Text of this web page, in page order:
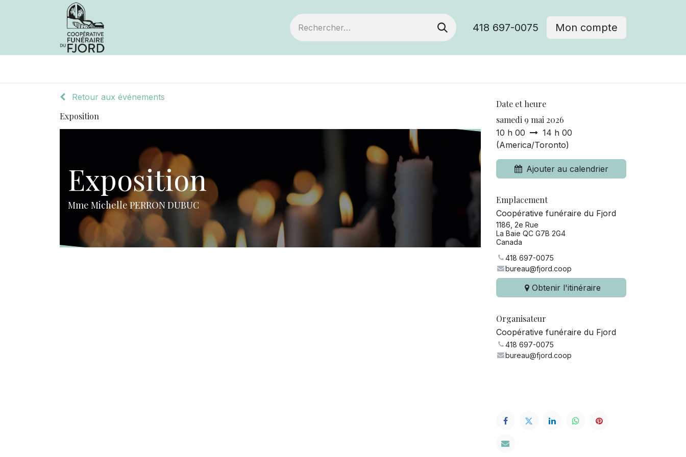
418 697-0075 Mon compte
Retour aux événements
Exposition
Exposition
Mme Michelle PERRON DUBUC
Date et heure
samedi 9 mai 2026
10 h 00
14 h 00
(America/Toronto)
Ajouter au calendrier
Emplacement
Coopérative funéraire du Fjord
1186, 2e Rue
La Baie QC G7B 2G4
Canada
418 697-0075
bureau@fjord.coop
Obtenir l'itinéraire
Organisateur
Coopérative funéraire du Fjord
418 697-0075
bureau@fjord.coop